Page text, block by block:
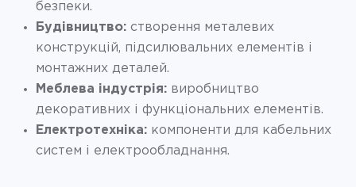
безпеки.
Будівництво: створення металевих
конструкцій, підсилювальних елементів і
монтажних деталей.
Меблева індустрія: виробництво
декоративних і функціональних елементів.
Електротехніка: компоненти для кабельних
систем і електрообладнання.